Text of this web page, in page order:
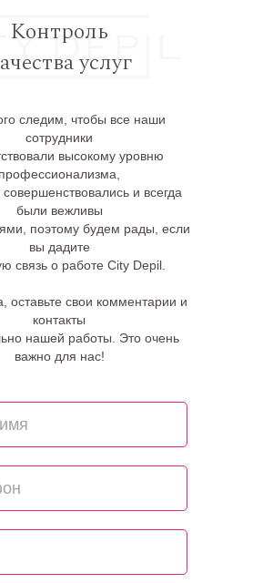
следим, чтобы все наши
сотрудники
высокому уровню
профессионализма,
и всегда
были вежливы
поэтому будем рады, если
вы дадите
связь о работе City Depil.
оставьте свои комментарии и
контакты
нашей работы. Это очень
важно для нас!
Контроль
услуг